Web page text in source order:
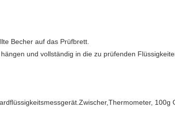
Becher auf das Prüfbrett.
und vollständig in die zu prüfenden
Thermometer, 100g